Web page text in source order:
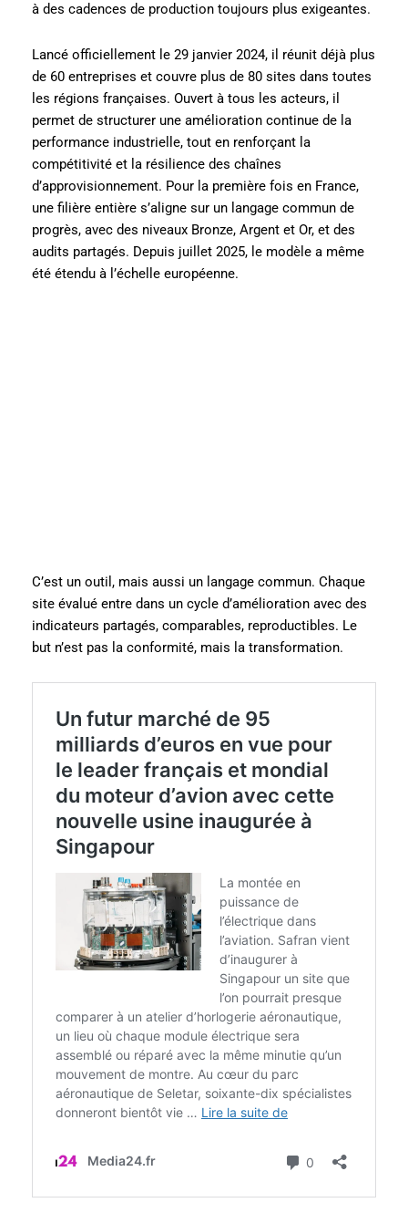
à des cadences de production toujours plus exigeantes.
Lancé officiellement le 29 janvier 2024, il réunit déjà plus
de 60 entreprises et couvre plus de 80 sites dans toutes
les régions françaises. Ouvert à tous les acteurs, il
permet de structurer une amélioration continue de la
performance industrielle, tout en renforçant la
compétitivité et la résilience des chaînes
d’approvisionnement. Pour la première fois en France,
une filière entière s’aligne sur un langage commun de
progrès, avec des niveaux Bronze, Argent et Or, et des
audits partagés. Depuis juillet 2025, le modèle a même
été étendu à l’échelle européenne.
C’est un outil, mais aussi un langage commun. Chaque
site évalué entre dans un cycle d’amélioration avec des
indicateurs partagés, comparables, reproductibles. Le
but n’est pas la conformité, mais la transformation.